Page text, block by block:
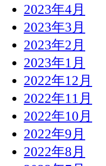
2023年4月
2023年3月
2023年2月
2023年1月
2022年12月
2022年11月
2022年10月
2022年9月
2022年8月